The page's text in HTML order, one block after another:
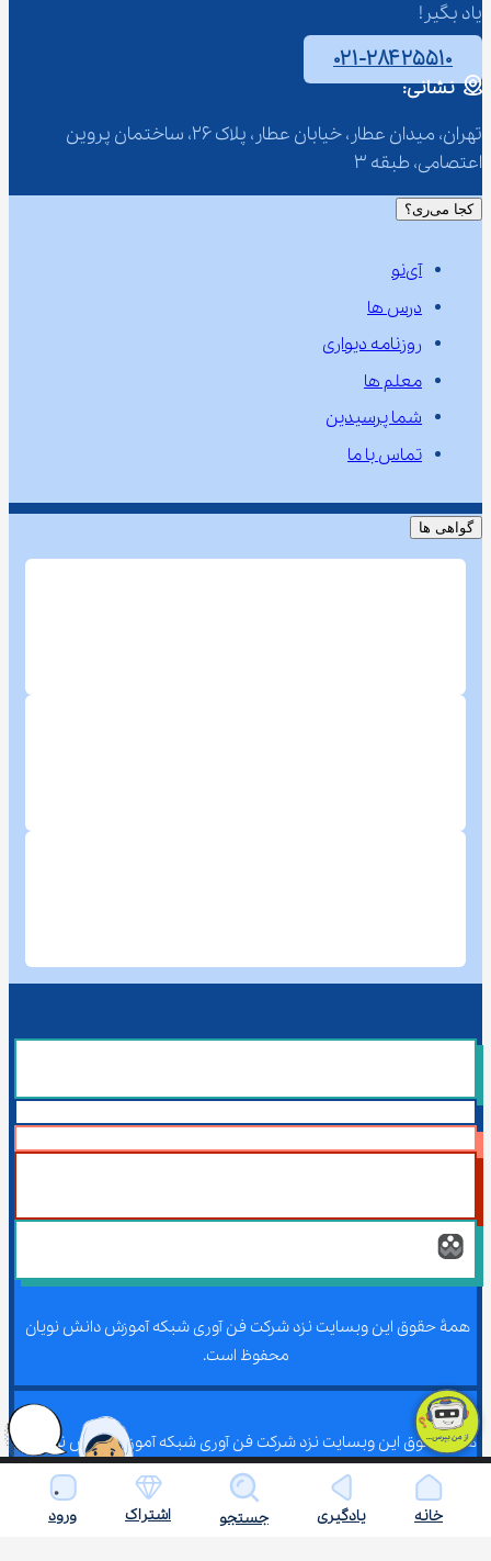
یاد بگیر!
۰۲۱-۲۸۴۲۵۵۱۰
نشانی:
تهران، میدان عطار، خیابان عطار، پلاک 26، ساختمان پروین
اعتصامی، طبقه 3
کجا می‌ری؟
آی‌نو
درس ها
روزنامه دیواری
معلم ها
شما پرسیدین
تماس با ما
گواهی ها
همۀ حقوق این وبسایت نزد شرکت فن آوری شبکه آموزش دانش نویان
محفوظ است.
همۀ حقوق این وبسایت نزد شرکت فن آوری شبکه آموزش دانش نویان
محفوظ است.
خانه یادگیری جستجو اشتراک ورود